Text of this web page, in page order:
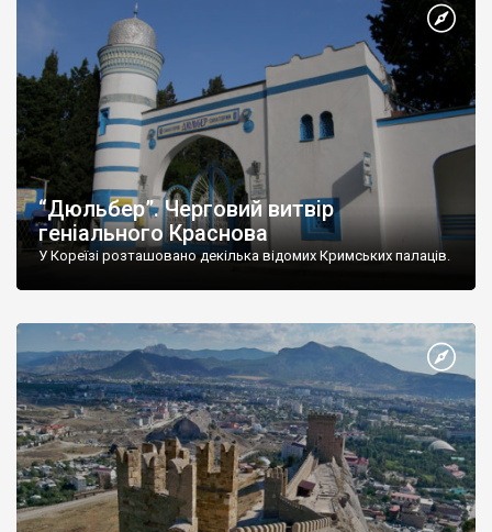
“Дюльбер”. Черговий витвір
геніального Краснова
У Кореїзі розташовано декілька відомих Кримських палаців.